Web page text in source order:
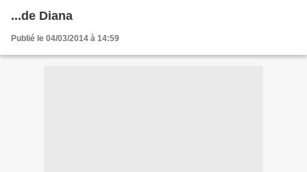
...de Diana
Publié le 04/03/2014 à 14:59